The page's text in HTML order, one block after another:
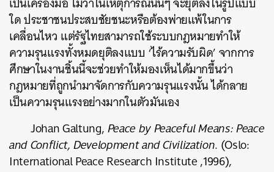
ใด ประชาชนประสบชัยชนะหรือต้องพ่ายแพ้ในการ
เคลื่อนไหว แต่รัฐไทยสามารถใช้ระบบกฎหมายทำให้
ความรุนแรงทั้งหมดยุติลงแบบ ‘ไร้ความรับผิด’ จากการ
ศึกษาในงานชิ้นนี้จะช่วยทำให้มองเห็นได้มากขึ้นว่า
กฎหมายที่ถูกนำมาจัดการกับความรุนแรงนั้น ได้กลาย
เป็นความรุนแรงอย่างมากในตัวมันเอง
Johan Galtung,Peace by Peaceful Means: Peace
and Conflict, Development and Civilization. (Oslo:
International Peace Research Institute ,1996),